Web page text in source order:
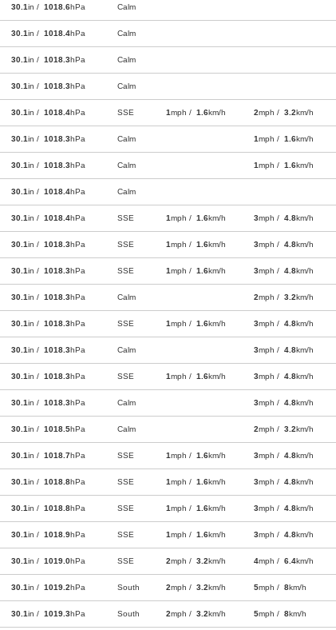
30.1in / 1018.6hPa Calm
30.1in / 1018.4hPa Calm
30.1in / 1018.3hPa Calm
30.1in / 1018.3hPa Calm
30.1in / 1018.4hPa SSE 1mph / 1.6km/h 2mph / 3.2km/h
30.1in / 1018.3hPa Calm 1mph / 1.6km/h
30.1in / 1018.3hPa Calm 1mph / 1.6km/h
30.1in / 1018.4hPa Calm
30.1in / 1018.4hPa SSE 1mph / 1.6km/h 3mph / 4.8km/h
30.1in / 1018.3hPa SSE 1mph / 1.6km/h 3mph / 4.8km/h
30.1in / 1018.3hPa SSE 1mph / 1.6km/h 3mph / 4.8km/h
30.1in / 1018.3hPa Calm 2mph / 3.2km/h
30.1in / 1018.3hPa SSE 1mph / 1.6km/h 3mph / 4.8km/h
30.1in / 1018.3hPa Calm 3mph / 4.8km/h
30.1in / 1018.3hPa SSE 1mph / 1.6km/h 3mph / 4.8km/h
30.1in / 1018.3hPa Calm 3mph / 4.8km/h
30.1in / 1018.5hPa Calm 2mph / 3.2km/h
30.1in / 1018.7hPa SSE 1mph / 1.6km/h 3mph / 4.8km/h
30.1in / 1018.8hPa SSE 1mph / 1.6km/h 3mph / 4.8km/h
30.1in / 1018.8hPa SSE 1mph / 1.6km/h 3mph / 4.8km/h
30.1in / 1018.9hPa SSE 1mph / 1.6km/h 3mph / 4.8km/h
30.1in / 1019.0hPa SSE 2mph / 3.2km/h 4mph / 6.4km/h
30.1in / 1019.2hPa South 2mph / 3.2km/h 5mph / 8km/h
30.1in / 1019.3hPa South 2mph / 3.2km/h 5mph / 8km/h